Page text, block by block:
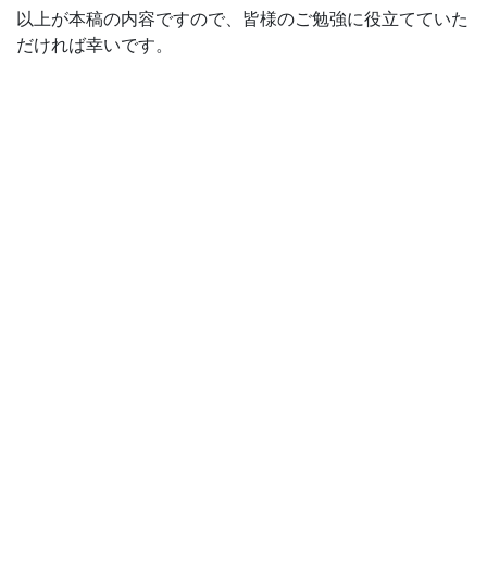
以上が本稿の内容ですので、皆様のご勉強に役立てていた
だければ幸いです。